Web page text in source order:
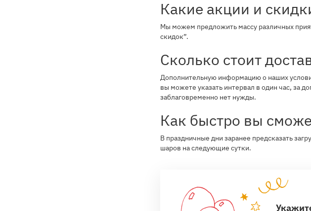
Какие акции и
Мы можем предложить массу различных
скидок”.
Сколько стоит
Дополнительную информацию о наших
вы можете указать интервал в один час, за
заблаговременно нет нужды.
Как быстро вы
В праздничные дни заранее предсказать
шаров на следующие сутки.